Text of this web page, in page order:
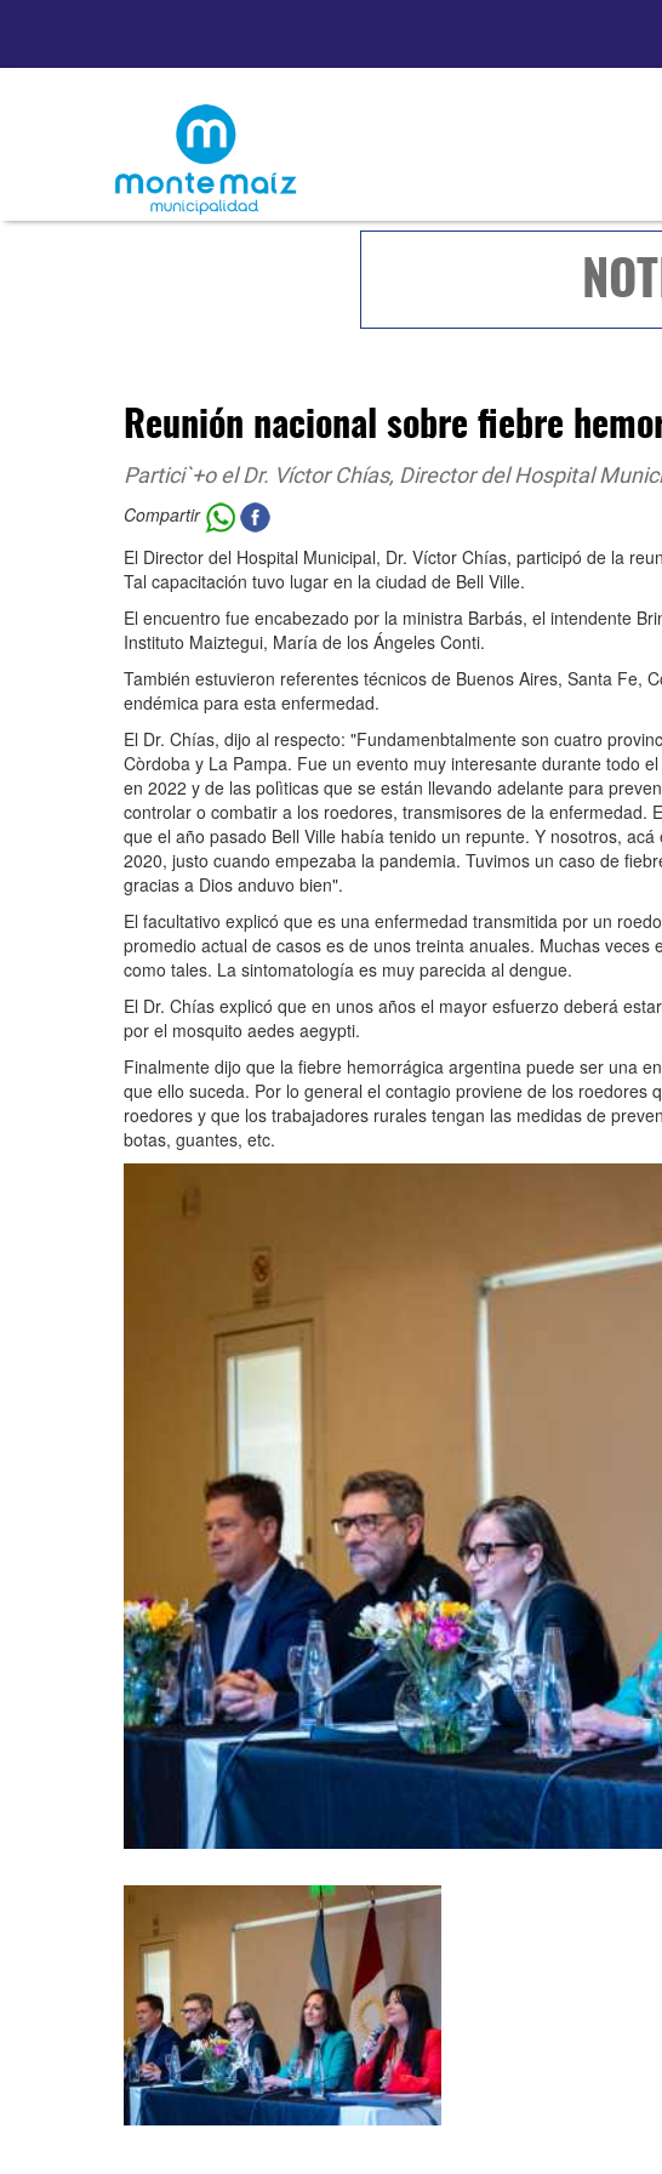
Reunión nacional sobre fiebre
Partici`+o el Dr. Víctor Chías, Director del Hospital
Compartir
El Director del Hospital Municipal, Dr. Víctor Chías, participó de la
Tal capacitación tuvo lugar en la ciudad de Bell Ville.
El encuentro fue encabezado por la ministra Barbás, el intendente
Instituto Maiztegui, María de los Ángeles Conti.
También estuvieron referentes técnicos de Buenos Aires, Santa Fe,
endémica para esta enfermedad.
El Dr. Chías, dijo al respecto: "Fundamenbtalmente son cuatro
Còrdoba y La Pampa. Fue un evento muy interesante durante todo
en 2022 y de las polìticas que se están llevando adelante para
controlar o combatir a los roedores, transmisores de la enfermedad.
que el año pasado Bell Ville había tenido un repunte. Y nosotros,
2020, justo cuando empezaba la pandemia. Tuvimos un caso de
gracias a Dios anduvo bien".
El facultativo explicó que es una enfermedad transmitida por un
promedio actual de casos es de unos treinta anuales. Muchas
como tales. La sintomatología es muy parecida al dengue.
El Dr. Chías explicó que en unos años el mayor esfuerzo deberá
por el mosquito aedes aegypti.
Finalmente dijo que la fiebre hemorrágica argentina puede ser una
que ello suceda. Por lo general el contagio proviene de los
roedores y que los trabajadores rurales tengan las medidas de
botas, guantes, etc.